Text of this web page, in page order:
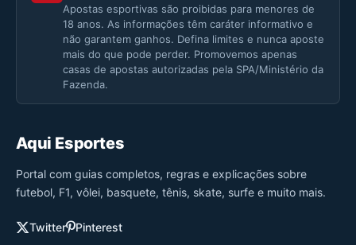
Apostas esportivas são proibidas para menores de
18 anos. As informações têm caráter informativo e
não garantem ganhos. Defina limites e nunca aposte
mais do que pode perder. Promovemos apenas
casas de apostas autorizadas pela SPA/Ministério da
Fazenda.
Aqui Esportes
Portal com guias completos, regras e explicações sobre
futebol, F1, vôlei, basquete, tênis, skate, surfe e muito mais.
Twitter Pinterest